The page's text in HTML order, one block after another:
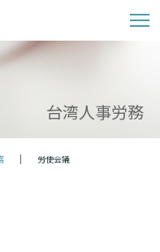
台湾人事労務
労使会議